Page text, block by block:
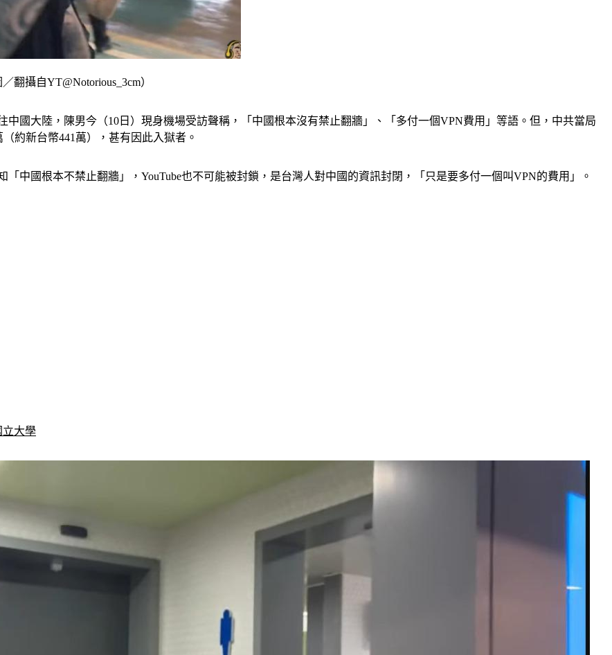
翻攝自YT@Notorious_3cm）
國大陸，陳男今（10日）現身機場受訪聲稱，「中國根本沒有禁止翻牆」、「多付一個VPN費用」等語。但，中共當局
約新台幣441萬），甚有因此入獄者。
中國根本不禁止翻牆」，YouTube也不可能被封鎖，是台灣人對中國的資訊封閉，「只是要多付一個叫VPN的費用」。
立大學